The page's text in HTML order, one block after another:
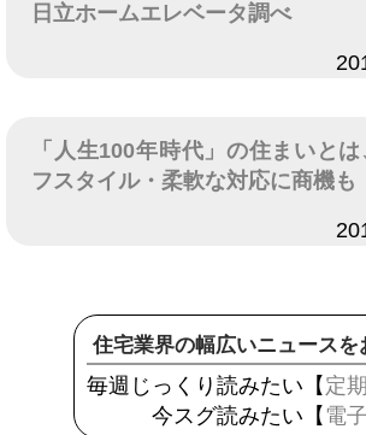
日立ホームエレベータ調べ
「人生100年時代」の住まいと
フスタイル・柔軟な対応に商機も
住宅業界の幅広いニュースを
毎週じっくり読みたい【 定
今スグ読みたい【 電